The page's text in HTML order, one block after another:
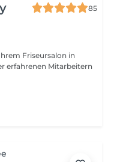
85
Friseursalon in
erfahrenen Mitarbeitern